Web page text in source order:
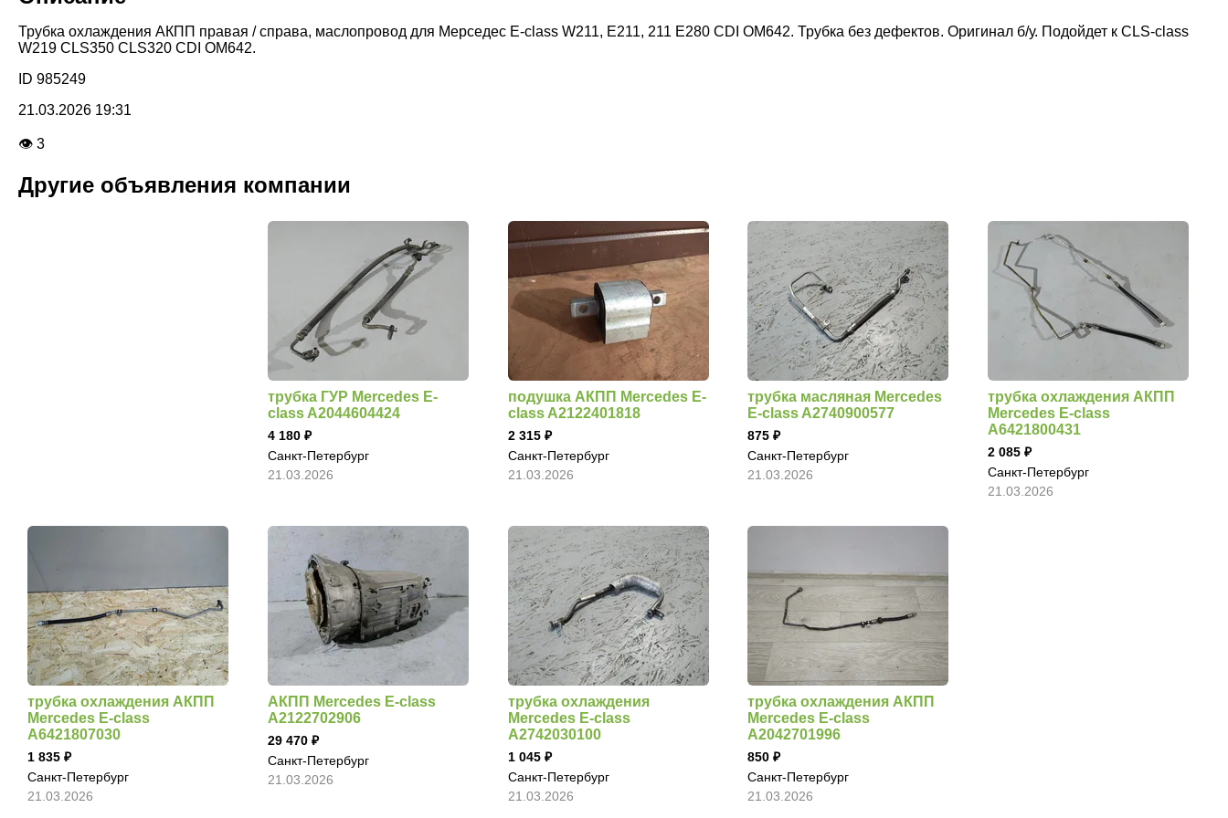
Трубка охлаждения АКПП правая / справа, маслопровод для Мерседес E-class W211, E211, 211 E280 CDI OM642. Трубка без дефектов. Оригинал б/у. Подойдет к CLS-class
W219 CLS350 CLS320 CDI ОМ642.
ID 985249
21.03.2026 19:31
👁 3
Другие объявления компании
трубка ГУР Mercedes E-
class A2044604424
4 180
Санкт-Петербург
21.03.2026
подушка АКПП Mercedes E-
class A2122401818
2 315
Санкт-Петербург
21.03.2026
трубка масляная Mercedes
E-class A2740900577
875
Санкт-Петербург
21.03.2026
трубка охлаждения АКПП
Mercedes E-class
A6421800431
2 085
Санкт-Петербург
21.03.2026
трубка охлаждения АКПП
Mercedes E-class
A6421807030
1 835
Санкт-Петербург
21.03.2026
АКПП Mercedes E-class
A2122702906
29 470
Санкт-Петербург
21.03.2026
трубка охлаждения
Mercedes E-class
A2742030100
1 045
Санкт-Петербург
21.03.2026
трубка охлаждения АКПП
Mercedes E-class
A2042701996
850
Санкт-Петербург
21.03.2026